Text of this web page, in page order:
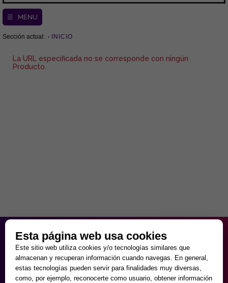
☰ MENU
Sección actual: INICIO
La URL especificada no se corresponde con ningún
Producto.
de Lunes a Viernes
9:30 - 20:00
Sábados
10:00 - 14:00 y 17:00 - 20:00
Domingos cerrado.
Esta página web usa cookies
Este sitio web utiliza cookies y/o tecnologías similares que
almacenan y recuperan información cuando navegas. En general,
estas tecnologías pueden servir para finalidades muy diversas,
como, por ejemplo, reconocerte como usuario, obtener información